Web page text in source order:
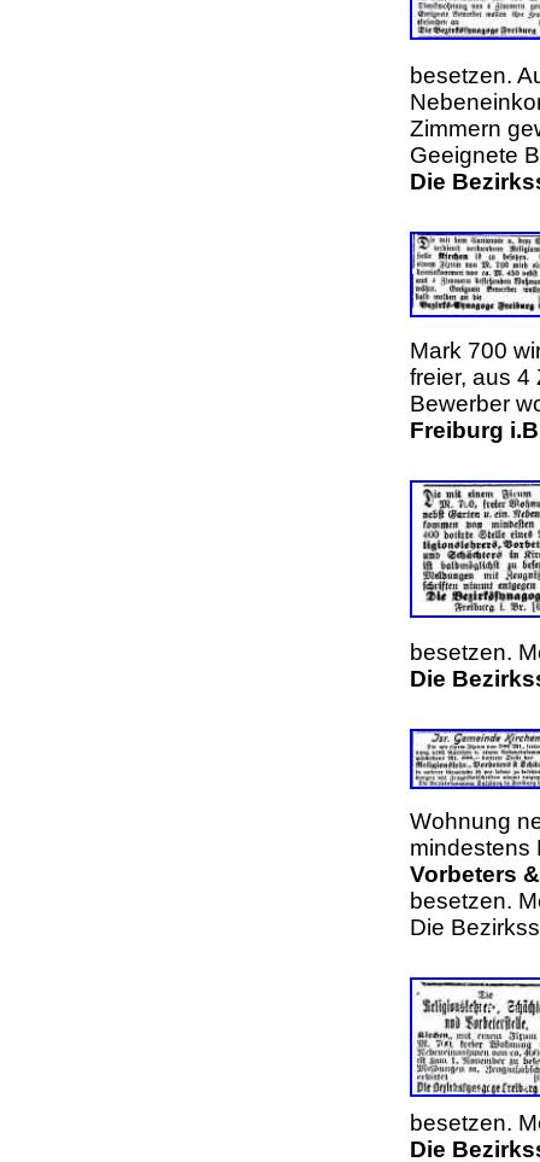
besetzen.
Zimmern
Geeignete
Die
Mark 700
freier, aus 4
Bewerber
Freiburg
besetzen.
Die
Wohnung
mindestens
Vorbeters
besetzen.
Die
besetzen.
Die